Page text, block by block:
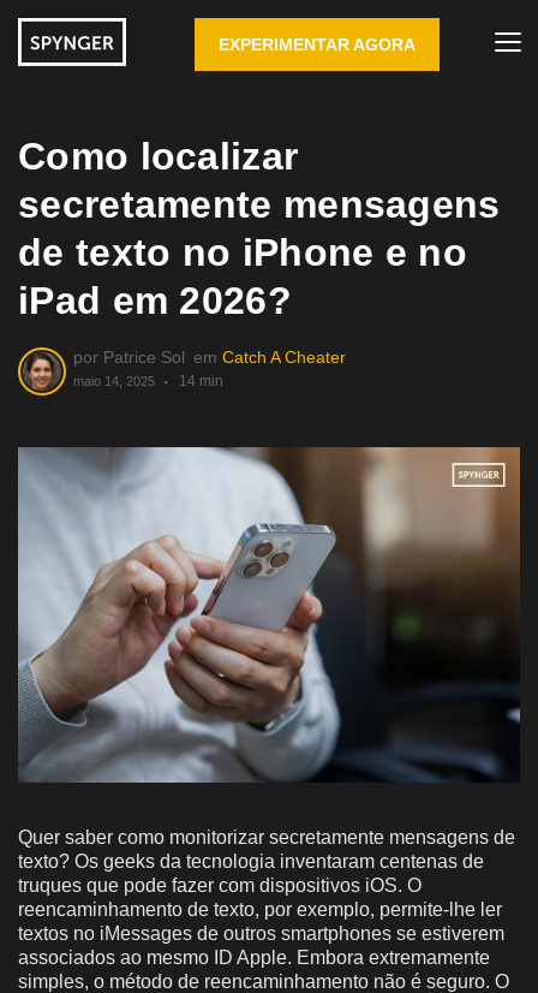
EXPERIMENTAR AGORA
Como localizar
secretamente mensagens
de texto no iPhone e no
iPad em 2026?
por Patrice Sol em Catch A Cheater
maio 14, 2025 14 min
Quer saber como monitorizar secretamente mensagens de
texto? Os geeks da tecnologia inventaram centenas de
truques que pode fazer com dispositivos iOS. O
reencaminhamento de texto, por exemplo, permite-lhe ler
textos no iMessages de outros smartphones se estiverem
associados ao mesmo ID Apple. Embora extremamente
simples, o método de reencaminhamento não é seguro. O